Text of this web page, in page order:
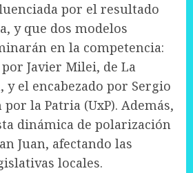
por el resultado
y que dos modelos
en la competencia:
Javier Milei, de La
y el encabezado por Sergio
por la Patria (UxP). Además,
dinámica de polarización
Juan, afectando las
locales.